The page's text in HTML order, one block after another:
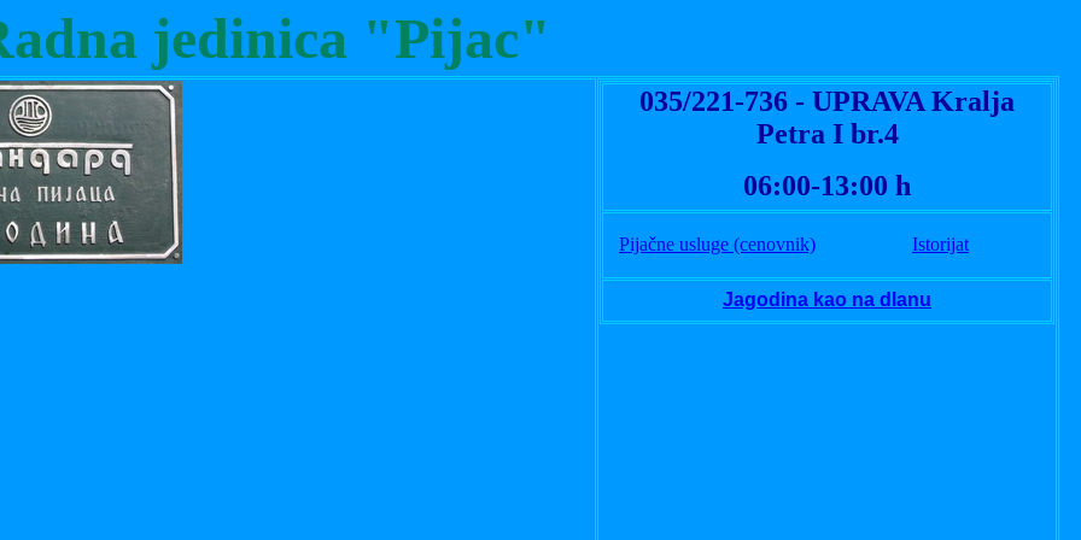
jedinica "Pijac"
035/221-736 - UPRAVA Kralja
Petra I br.4
06:00-13:00 h
Pijačne usluge (cenovnik) Istorijat
Jagodina kao na dlanu